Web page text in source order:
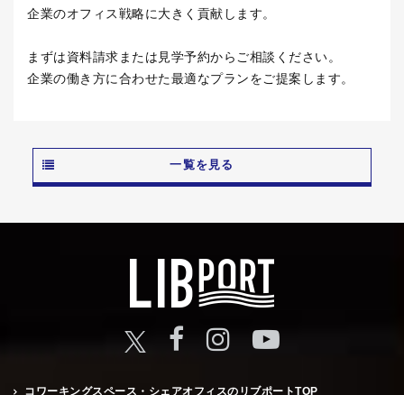
企業のオフィス戦略に大きく貢献します。
まずは資料請求または見学予約からご相談ください。
企業の働き方に合わせた最適なプランをご提案します。
一覧を見る
コワーキングスペース・シェアオフィスのリブポートTOP